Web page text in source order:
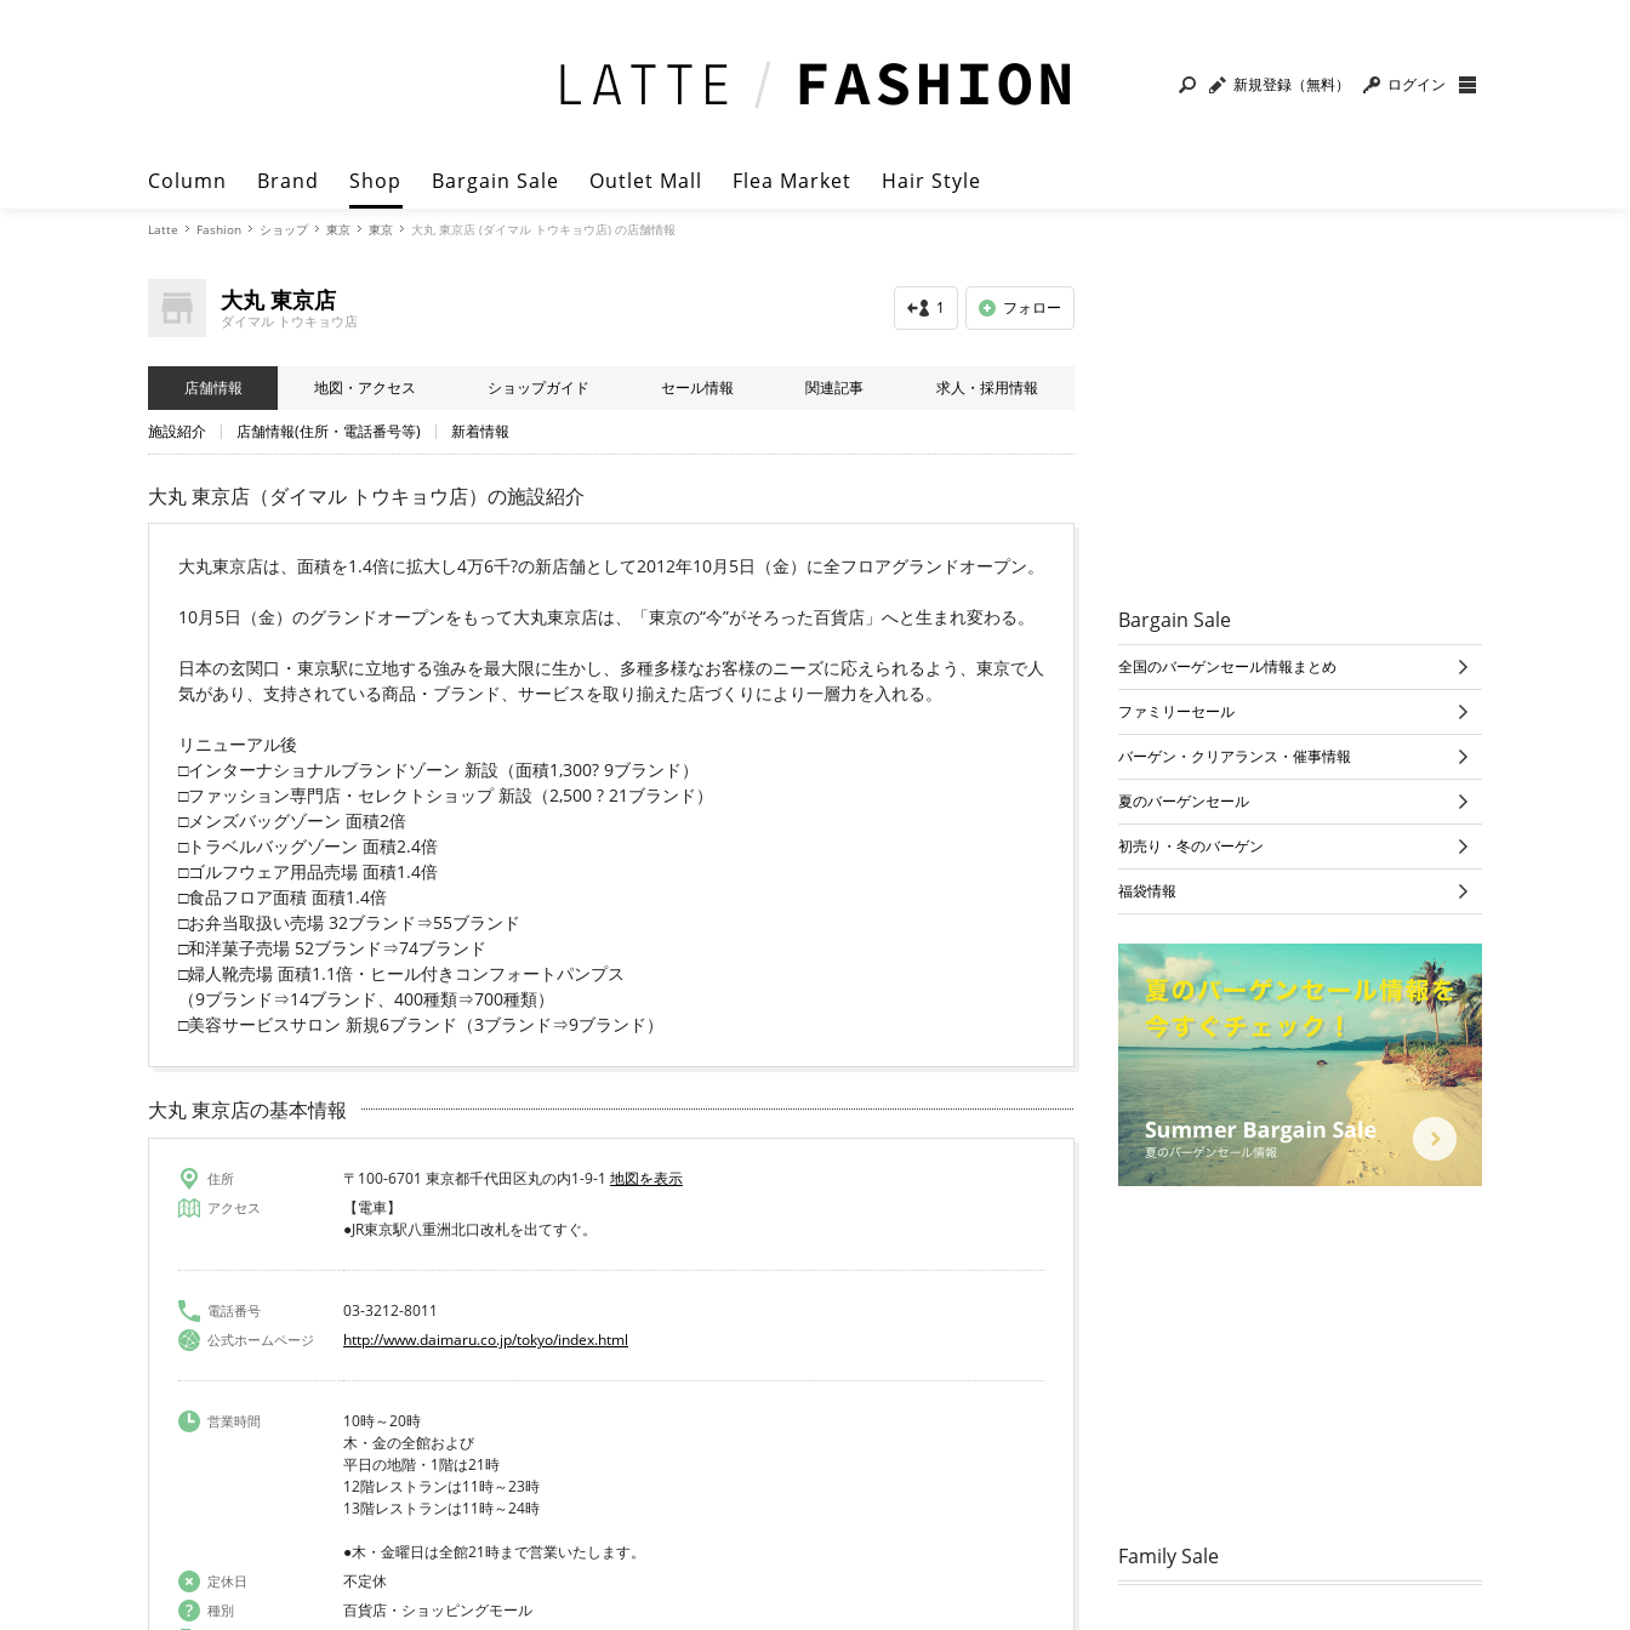
新規登録（無料） ログイン
Column Brand Shop Bargain Sale Outlet Mall Flea Market Hair Style
Latte Fashion ショップ 東京 東京 大丸 東京店 (ダイマル トウキョウ店) の店舗情報
大丸 東京店
ダイマル トウキョウ店
1 フォロー
店舗情報 地図・アクセス ショップガイド セール情報 関連記事 求人・採用情報
施設紹介 店舗情報(住所・電話番号等) 新着情報
大丸 東京店（ダイマル トウキョウ店） の施設紹介
大丸東京店は、面積を1.4倍に拡大し4万6千?の新店舗として2012年10月5日（金）に全フロアグランドオープン。
10月5日（金）のグランドオープンをもって大丸東京店は、「東京の“今”がそろった百貨店」へと生まれ変わる。
日本の玄関口・東京駅に立地する強みを最大限に生かし、多種多様なお客様のニーズに応えられるよう、東京で人
気があり、支持されている商品・ブランド、サービスを取り揃えた店づくりにより一層力を入れる。
リニューアル後
□インターナショナルブランドゾーン 新設（面積1,300? 9ブランド）
□ファッション専門店・セレクトショップ 新設（2,500 ? 21ブランド）
□メンズバッグゾーン 面積2倍
□トラベルバッグゾーン 面積2.4倍
□ゴルフウェア用品売場 面積1.4倍
□食品フロア面積 面積1.4倍
□お弁当取扱い売場 32ブランド⇒55ブランド
□和洋菓子売場 52ブランド⇒74ブランド
□婦人靴売場 面積1.1倍・ヒール付きコンフォートパンプス
（9ブランド⇒14ブランド、400種類⇒700種類）
□美容サービスサロン 新規6ブランド（3ブランド⇒9ブランド）
大丸 東京店の基本情報
住所 〒100-6701 東京都千代田区丸の内1-9-1 地図を表示
アクセス
【電車】
●JR東京駅八重洲北口改札を出てすぐ。
電話番号 03-3212-8011
公式ホームページ http://www.daimaru.co.jp/tokyo/index.html
営業時間
10時～20時
木・金の全館および
平日の地階・1階は21時
12階レストランは11時～23時
13階レストランは11時～24時
●木・金曜日は全館21時まで営業いたします。
定休日 不定休
種別
百貨店・ショッピングモール
Bargain Sale
全国のバーゲンセール情報まとめ
ファミリーセール
バーゲン・クリアランス・催事情報
夏のバーゲンセール
初売り・冬のバーゲン
福袋情報
Family Sale